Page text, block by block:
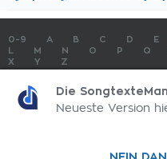
0-9 A B C D E
M N O P Q
X
Y Z
SONGTEXTE ABSCHICKEN
SongtexteMania.com -
Die
Neueste Version
NEIN